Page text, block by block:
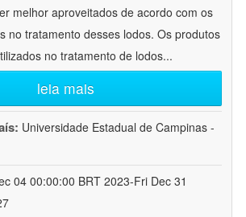
melhor aproveitados de acordo com os
no tratamento desses lodos. Os produtos
no tratamento de lodos...
leia mais
Universidade Estadual de Campinas -
04 00:00:00 BRT 2023-Fri Dec 31